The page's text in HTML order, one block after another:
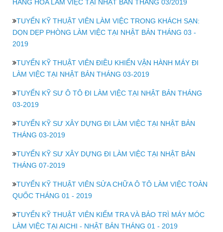
HÀNG HÓA LÀM VIỆC TẠI NHẬT BẢN THÁNG 03/2019
TUYỂN KỸ THUẬT VIÊN LÀM VIỆC TRONG KHÁCH SẠN:
DỌN DẸP PHÒNG LÀM VIỆC TẠI NHẬT BẢN THÁNG 03 -
2019
TUYỂN KỸ THUẬT VIÊN ĐIỀU KHIỂN VẬN HÀNH MÁY ĐI
LÀM VIỆC TẠI NHẬT BẢN THÁNG 03-2019
TUYỂN KỸ SƯ Ô TÔ ĐI LÀM VIỆC TẠI NHẬT BẢN THÁNG
03-2019
TUYỂN KỸ SƯ XÂY DỰNG ĐI LÀM VIỆC TẠI NHẬT BẢN
THÁNG 03-2019
TUYỂN KỸ SƯ XÂY DỰNG ĐI LÀM VIỆC TẠI NHẬT BẢN
THÁNG 07-2019
TUYỂN KỸ THUẬT VIÊN SỬA CHỮA Ô TÔ LÀM VIỆC TOÀN
QUỐC THÁNG 01 - 2019
TUYỂN KỸ THUẬT VIÊN KIỂM TRA VÀ BẢO TRÌ MÁY MÓC
LÀM VIỆC TẠI AICHI - NHẬT BẢN THÁNG 01 - 2019